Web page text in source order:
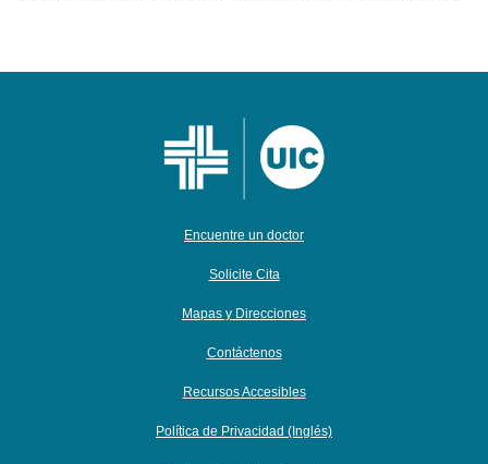
Encuentre un doctor
Solicite Cita
Mapas y Direcciones
Contáctenos
Recursos Accesibles
Política de Privacidad (Inglés)